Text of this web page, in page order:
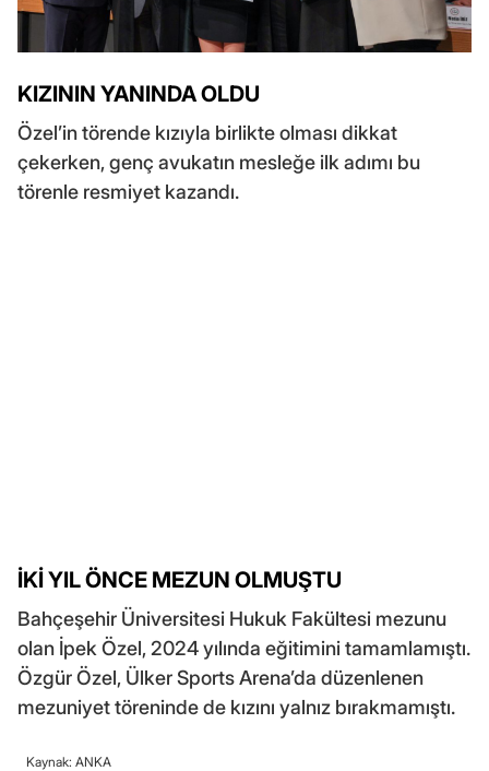
KIZININ YANINDA OLDU
Özel’in törende kızıyla birlikte olması dikkat
çekerken, genç avukatın mesleğe ilk adımı bu
törenle resmiyet kazandı.
İKİ YIL ÖNCE MEZUN OLMUŞTU
Bahçeşehir Üniversitesi Hukuk Fakültesi mezunu
olan İpek Özel, 2024 yılında eğitimini tamamlamıştı.
Özgür Özel, Ülker Sports Arena’da düzenlenen
mezuniyet töreninde de kızını yalnız bırakmamıştı.
Kaynak: ANKA